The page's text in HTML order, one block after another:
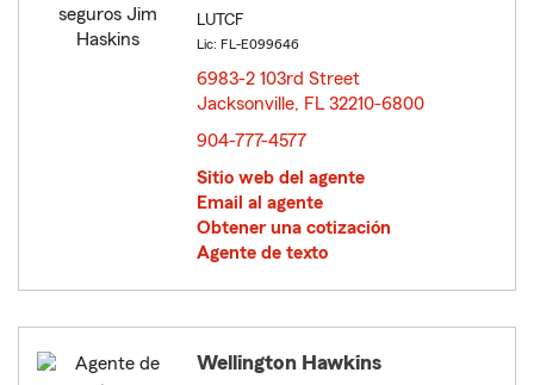
LUTCF
Lic: FL-E099646
6983-2 103rd Street
Jacksonville, FL 32210-6800
904-777-4577
Sitio web del agente
Email al agente
Obtener una cotización
Agente de texto
Wellington Hawkins